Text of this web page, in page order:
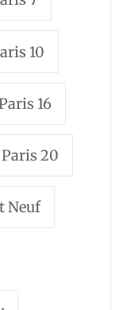
10
16
Paris 20
Neuf